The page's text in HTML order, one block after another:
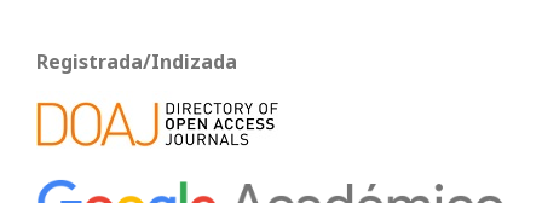
Registrada/Indizada